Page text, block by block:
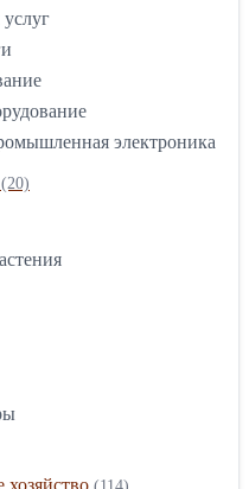
электроника
(20)
хозяйство